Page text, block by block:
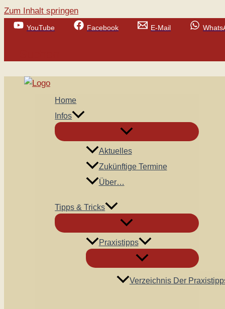
Zum Inhalt springen
YouTube Facebook E-Mail
Home
Infos
Aktuelles
Zukünftige Termine
Über…
Tipps & Tricks
Praxistipps
Verzeichnis Der